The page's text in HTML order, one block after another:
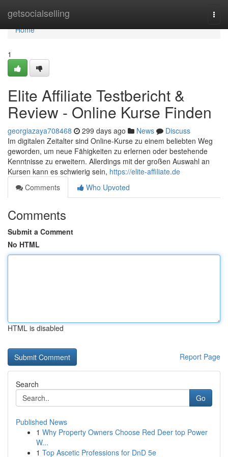
getsocialselling
Home
Home
1
Elite Affiliate Testbericht &
Review - Online Kurse Finden
georgiazaya708468 299 days ago News
Discuss
Im digitalen Zeitalter sind Online-Kurse zu einem beliebten Weg
geworden, um neue Fähigkeiten zu erlernen oder bestehende
Kenntnisse zu erweitern. Allerdings mit der großen Auswahl an
Kursen kann es schwierig sein, https://elite-affiliate.de
Comments
Who Upvoted
Comments
Submit a Comment
No HTML
HTML is disabled
Report Page
Search
Go
Published News
1 Why Property Owners Choose Red Deer top Power
W...
1 Top Ascetic Professions for DnD 5e